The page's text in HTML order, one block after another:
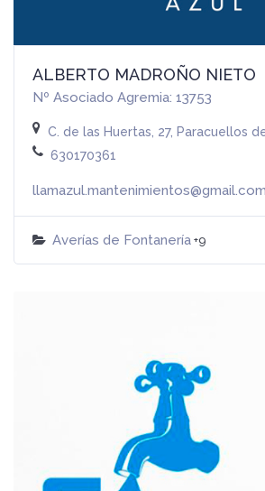
ALBERTO MADROÑO NIETO
Nº Asociado Agremia: 13753
C. de las Huertas, 27, Paracuellos
630170361
llamazul.mantenimientos@gmail.com
Averías de Fontanería +9